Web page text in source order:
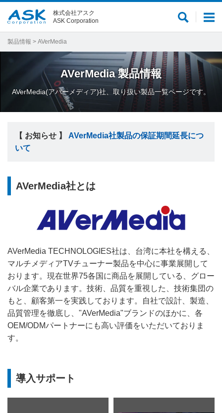
メ
ー
サ
内
検
索
株式会社アスク
ASK Corporation
製品情報 > AVerMedia
AVerMedia 製品情報
AVerMedia(アバーメディア)社、取り扱い製品一覧ページです。
【 お知らせ 】 AVerMedia社製品の保証期間延長につ
いて
AVerMedia社とは
AVerMedia TECHNOLOGIES社は、台湾に本社を構える、
マルチメディアTVチューナー製品を中心に事業展開して
おります。現在世界75各国に商品を展開している、グロー
バル企業であります。技術、品質を重視した、技術集団の
もと、顧客第一を実践しております。自社で設計、製造、
品質管理を徹底し、"AVerMedia"ブランドのほかに、各
OEM/ODMパートナーにも高い評価をいただいておりま
す。
導入サポート